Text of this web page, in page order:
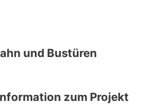
und Bustüren
zum Projekt